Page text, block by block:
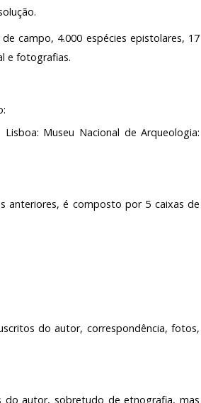
campo, 4.000 espécies epistolares, 17
e fotografias.
Lisboa: Museu Nacional de Arqueologia:
anteriores, é composto por 5 caixas de
do autor, correspondência, fotos,
do autor, sobretudo de etnografia, mas